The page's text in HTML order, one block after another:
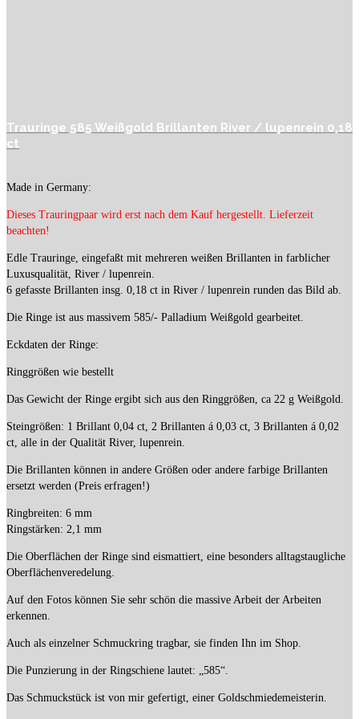
Trauringe 585 Weißgold Brillanten River / lupenrein 0,18
ct
Made in Germany:
Dieses Trauringpaar wird erst nach dem Kauf hergestellt. Lieferzeit
beachten!
Edle Trauringe, eingefaßt mit mehreren weißen Brillanten in farblicher
Luxusqualität, River / lupenrein.
6 gefasste Brillanten insg. 0,18 ct in River / lupenrein runden das Bild ab.
Die Ringe ist aus massivem 585/- Palladium Weißgold gearbeitet.
Eckdaten der Ringe:
Ringgrößen wie bestellt
Das Gewicht der Ringe ergibt sich aus den Ringgrößen, ca 22 g Weißgold.
Steingrößen: 1 Brillant 0,04 ct, 2 Brillanten á 0,03 ct, 3 Brillanten á 0,02
ct, alle in der Qualität River, lupenrein.
Die Brillanten können in andere Größen oder andere farbige Brillanten
ersetzt werden (Preis erfragen!)
Ringbreiten: 6 mm
Ringstärken: 2,1 mm
Die Oberflächen der Ringe sind eismattiert, eine besonders alltagstaugliche
Oberflächenveredelung.
Auf den Fotos können Sie sehr schön die massive Arbeit der Arbeiten
erkennen.
Auch als einzelner Schmuckring tragbar, sie finden Ihn im Shop.
Die Punzierung in der Ringschiene lautet: „585“.
Das Schmuckstück ist von mir gefertigt, einer Goldschmiedemeisterin.